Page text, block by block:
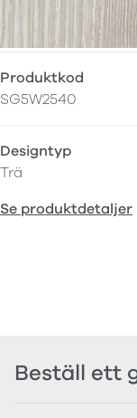
Produktkod
SG5W2540
Designtyp
Trä
Se produktdetaljer
Beställ ett